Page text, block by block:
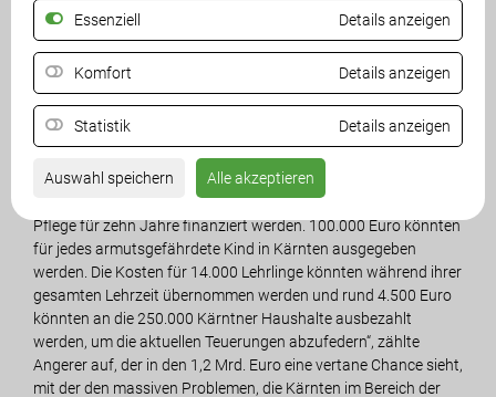
Essenziell Details anzeigen
Komfort Details anzeigen
Statistik Details anzeigen
Auswahl speichern Alle akzeptieren
Geschichte, dass Österreich die Hypo um einen Euro von den
Bayern zurückgekauft hat, wird damit zum Märchen.“ In
Wahrheit hätten die Bayern viel mehr erhalten.
Angesichts dieser Umstände sieht Landesparteiobmann
Angerer in der Hypo-Abwicklung einen Riesenschaden für
Kärnten: „Es fehlt immer noch über eine Milliarde Euro. Geld, mit
dem in Kärnten vieles geplant und gemacht werden könnte:
Rund 5.000 Kurzzeit- und Übergangsbetten könnten in der
Pflege für zehn Jahre finanziert werden. 100.000 Euro könnten
für jedes armutsgefährdete Kind in Kärnten ausgegeben
werden. Die Kosten für 14.000 Lehrlinge könnten während ihrer
gesamten Lehrzeit übernommen werden und rund 4.500 Euro
könnten an die 250.000 Kärntner Haushalte ausbezahlt
werden, um die aktuellen Teuerungen abzufedern“, zählte
Angerer auf, der in den 1,2 Mrd. Euro eine vertane Chance sieht,
mit der den massiven Problemen, die Kärnten im Bereich der